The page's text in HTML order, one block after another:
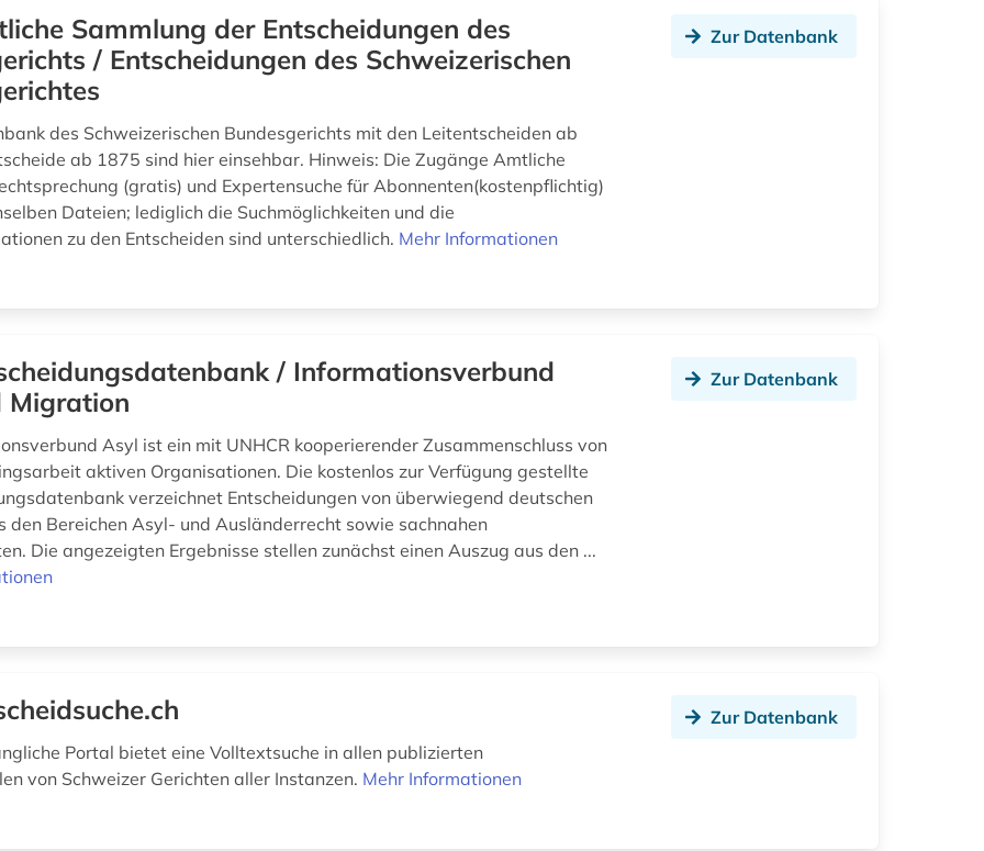
Sammlung der Entscheidungen des
/ Entscheidungen des Schweizerischen
des Schweizerischen Bundesgerichts mit den Leitentscheiden ab
ab 1875 sind hier einsehbar. Hinweis: Die Zugänge Amtliche
(gratis) und Expertensuche für Abonnenten(kostenpflichtig)
Dateien; lediglich die Suchmöglichkeiten und die
zu den Entscheiden sind unterschiedlich. Mehr Informationen
Zur Datenbank
/ Informationsverbund
Migration
Asyl ist ein mit UNHCR kooperierender Zusammenschluss von
aktiven Organisationen. Die kostenlos zur Verfügung gestellte
verzeichnet Entscheidungen von überwiegend deutschen
den Bereichen Asyl- und Ausländerrecht sowie sachnahen
Die angezeigten Ergebnisse stellen zunächst einen Auszug aus den ...
Zur Datenbank
Portal bietet eine Volltextsuche in allen publizierten
von Schweizer Gerichten aller Instanzen. Mehr Informationen
Zur Datenbank